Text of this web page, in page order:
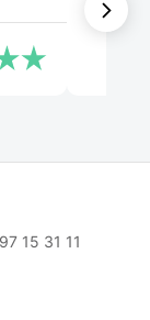
15 31 11